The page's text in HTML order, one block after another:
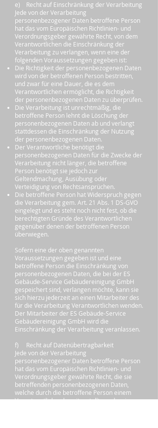
e) Recht auf Einschränkung der Verarbeitung
Jede von der Verarbeitung
personenbezogener Daten betroffene Person
hat das vom Europäischen Richtlinien- und
Verordnungsgeber gewährte Recht, von dem
Verantwortlichen die Einschränkung der
Verarbeitung zu verlangen, wenn eine der
folgenden Voraussetzungen gegeben ist:
Die Richtigkeit der personenbezogenen Daten
wird von der betroffenen Person bestritten,
und zwar für eine Dauer, die es dem
Verantwortlichen ermöglicht, die Richtigkeit
der personenbezogenen Daten zu überprüfen.
Die Verarbeitung ist unrechtmäßig, die
betroffene Person lehnt die Löschung der
personenbezogenen Daten ab und verlangt
stattdessen die Einschränkung der Nutzung
der personenbezogenen Daten.
Der Verantwortliche benötigt die
personenbezogenen Daten für die Zwecke der
Verarbeitung nicht länger, die betroffene
Person benötigt sie jedoch zur
Geltendmachung, Ausübung oder
Verteidigung von Rechtsansprüchen.
Die betroffene Person hat Widerspruch gegen
die Verarbeitung gem. Art. 21 Abs. 1 DS-GVO
eingelegt und es steht noch nicht fest, ob die
berechtigten Gründe des Verantwortlichen
gegenüber denen der betroffenen Person
überwiegen.
Sofern eine der oben genannten
Voraussetzungen gegeben ist und eine
betroffene Person die Einschränkung von
personenbezogenen Daten, die bei der ES
Gebäude-Service Gebäudereinigung GmbH
gespeichert sind, verlangen möchte, kann sie
sich hierzu jederzeit an einen Mitarbeiter des
für die Verarbeitung Verantwortlichen wenden.
Der Mitarbeiter der ES Gebäude-Service
Gebäudereinigung GmbH wird die
Einschränkung der Verarbeitung veranlassen.
f) Recht auf Datenübertragbarkeit
Jede von der Verarbeitung
personenbezogener Daten betroffene Person
hat das vom Europäischen Richtlinien- und
Verordnungsgeber gewährte Recht, die sie
betreffenden personenbezogenen Daten,
welche durch die betroffene Person einem
Verantwortlichen bereitgestellt wurden, in